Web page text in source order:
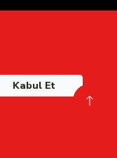
Kabul Et